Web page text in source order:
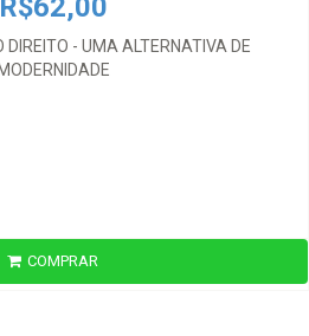
DIREITO - UMA ALTERNATIVA DE
COMPRAR